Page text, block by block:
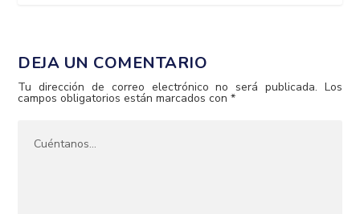
DEJA UN COMENTARIO
Tu dirección de correo electrónico no será publicada. Los
campos obligatorios están marcados con*